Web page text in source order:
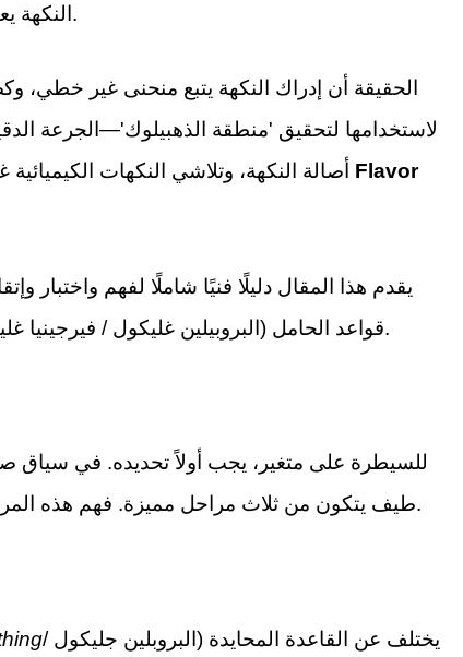
النكهة يعني طعمًا أفضل”. هذا فهم خاطئ أساسي لعلم الشم والتطاير الكيميائي.
الحقيقة أن إدراك النكهة يتبع منحنى غير خطي،
لاستخدامها لتحقيق 'منطقة الذهبيلوك'—الجرعة
Flavor
يقدم هذا المقال دليلًا فنيًا شاملًا لفهم واختبار
قواعد الحامل (البروبيلين غليكول / فيرجينيا غليسرين)، وظاهرة التعب الشمي، والتداعيات الاقتصادية للجرعات الدقيقة.
للسيطرة على متغير، يجب أولاً تحديده. في سياق
طيف يتكون من ثلاث مراحل مميزة. فهم هذه المراحل يمكن الصانعين من تحديد موضع منتجهم بدقة على المنحنى الحسي.
يختلف عن القاعدة المحايدة (البروبلين جليكول /